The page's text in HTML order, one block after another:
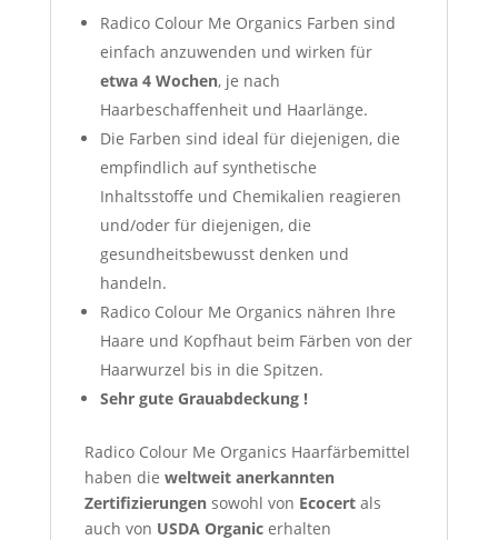
Radico Colour Me Organics Farben sind
einfach anzuwenden und wirken für
etwa 4 Wochen, je nach
Haarbeschaffenheit und Haarlänge.
Die Farben sind ideal für diejenigen, die
empfindlich auf synthetische
Inhaltsstoffe und Chemikalien reagieren
und/oder für diejenigen, die
gesundheitsbewusst denken und
handeln.
Radico Colour Me Organics nähren Ihre
Haare und Kopfhaut beim Färben von der
Haarwurzel bis in die Spitzen.
Sehr gute Grauabdeckung !
Radico Colour Me Organics Haarfärbemittel
haben die weltweit anerkannten
Zertifizierungensowohl von Ecocertals
auch von USDA Organicerhalten